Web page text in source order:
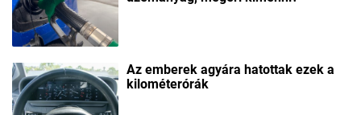
Az emberek agyára hatottak ezek a
kilométerórák